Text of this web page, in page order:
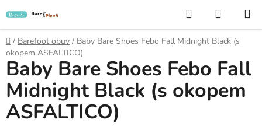
na
obsah
Hledat
KOŠÍK
Domů
/ Barefoot obuv / Baby Bare Shoes Febo Fall Midnight Black (s
okopem ASFALTICO)
Baby Bare Shoes Febo Fall
Midnight Black (s okopem
ASFALTICO)